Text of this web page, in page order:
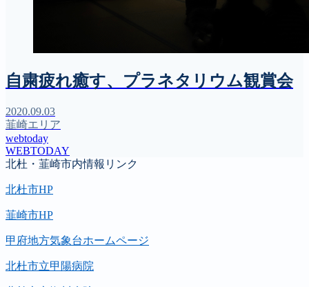
自粛疲れ癒す、プラネタリウム観賞会
2020.09.03
韮崎エリア
webtoday
WEBTODAY
北杜・韮崎市内情報リンク
北杜市HP
韮崎市HP
甲府地方気象台ホームページ
北杜市立甲陽病院